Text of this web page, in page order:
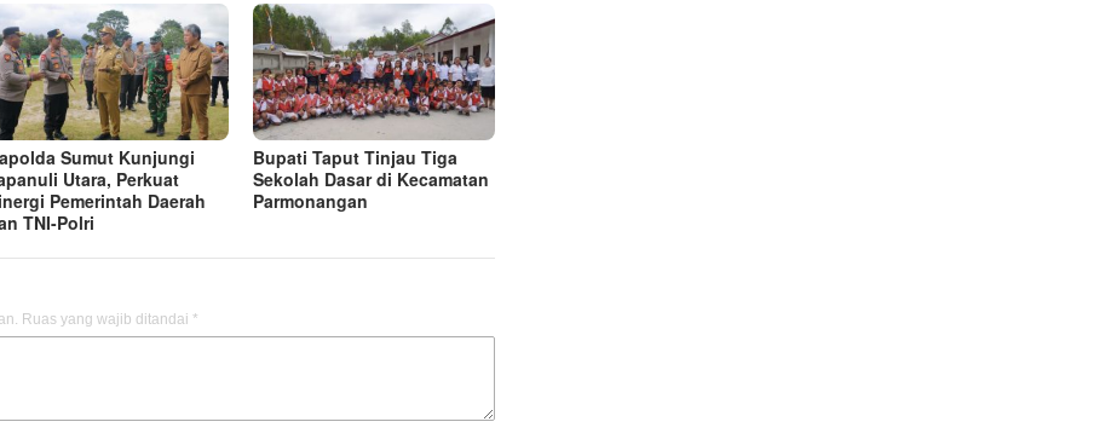
Sumut Kunjungi
Utara, Perkuat
Pemerintah Daerah
TNI-Polri
Bupati Taput Tinjau Tiga
Sekolah Dasar di Kecamatan
Parmonangan
Ruas yang wajib ditandai *